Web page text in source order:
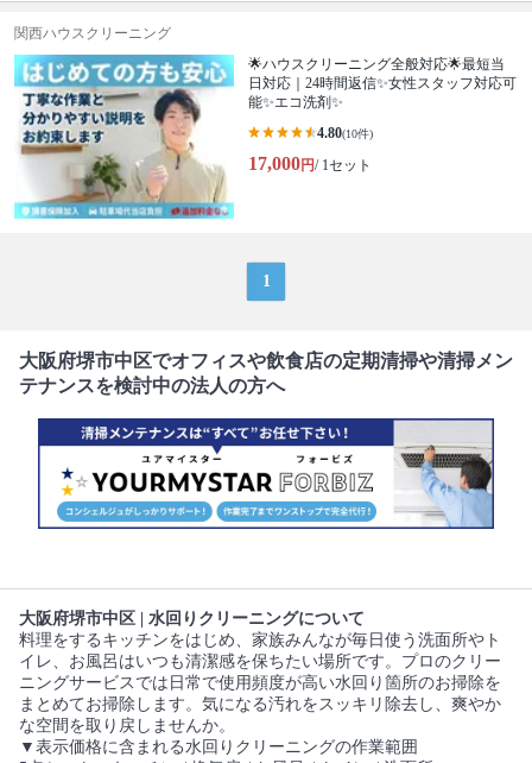
関西ハウスクリーニング
🌟ハウスクリーニング全般対応🌟最短当
日対応｜24時間返信✨女性スタッフ対応可
能✨エコ洗剤✨
4.80(10件)
17,000円/ 1セット
1
大阪府堺市中区でオフィスや飲食店の定期清掃や清掃メン
テナンスを検討中の法人の方へ
大阪府堺市中区 | 水回りクリーニングについて
料理をするキッチンをはじめ、家族みんなが毎日使う洗面所やト
イレ、お風呂はいつも清潔感を保ちたい場所です。プロのクリー
ニングサービスでは日常で使用頻度が高い水回り箇所のお掃除を
まとめてお掃除します。気になる汚れをスッキリ除去し、爽やか
な空間を取り戻しませんか。
▼表示価格に含まれる水回りクリーニングの作業範囲